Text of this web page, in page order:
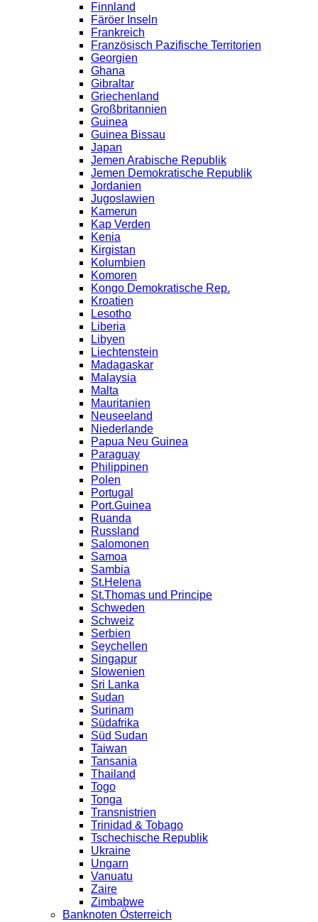
Finnland
Färöer Inseln
Frankreich
Französisch Pazifische Territorien
Georgien
Ghana
Gibraltar
Griechenland
Großbritannien
Guinea
Guinea Bissau
Japan
Jemen Arabische Republik
Jemen Demokratische Republik
Jordanien
Jugoslawien
Kamerun
Kap Verden
Kenia
Kirgistan
Kolumbien
Komoren
Kongo Demokratische Rep.
Kroatien
Lesotho
Liberia
Libyen
Liechtenstein
Madagaskar
Malaysia
Malta
Mauritanien
Neuseeland
Niederlande
Papua Neu Guinea
Paraguay
Philippinen
Polen
Portugal
Port.Guinea
Ruanda
Russland
Salomonen
Samoa
Sambia
St.Helena
St.Thomas und Principe
Schweden
Schweiz
Serbien
Seychellen
Singapur
Slowenien
Sri Lanka
Sudan
Surinam
Südafrika
Süd Sudan
Taiwan
Tansania
Thailand
Togo
Tonga
Transnistrien
Trinidad & Tobago
Tschechische Republik
Ukraine
Ungarn
Vanuatu
Zaire
Zimbabwe
Banknoten Österreich